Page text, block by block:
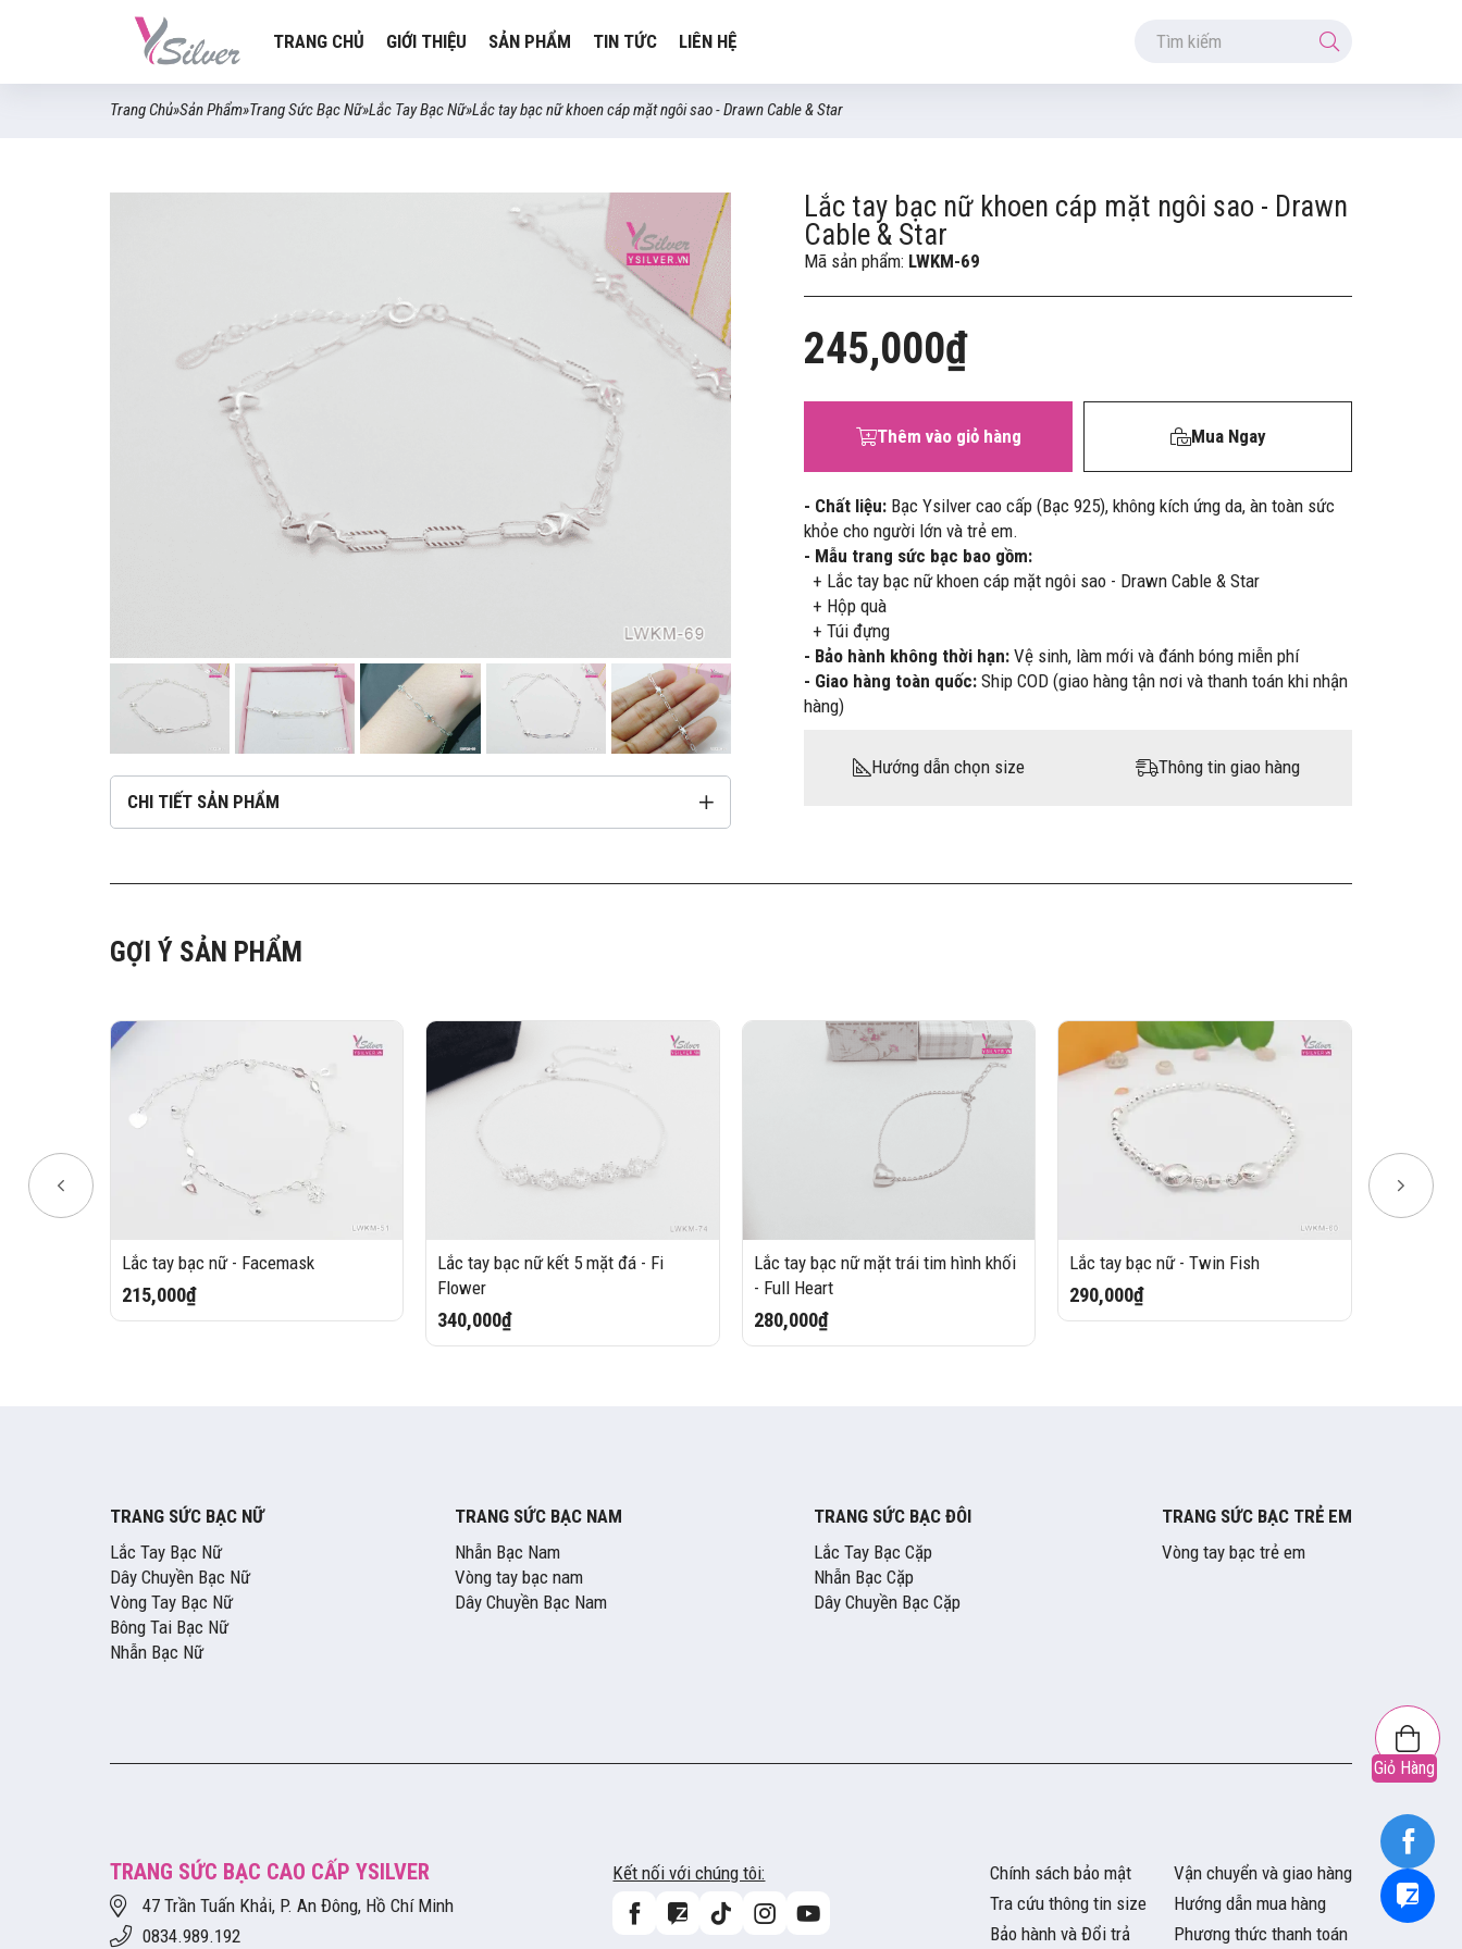
TRANG CHỦ GIỚI THIỆU SẢN PHẨM TIN TỨC LIÊN HỆ
Giỏ Hàng
Trang Chủ»Sản Phẩm»Trang Sức Bạc Nữ»Lắc Tay Bạc Nữ»Lắc tay bạc nữ khoen cáp mặt ngôi sao - Drawn Cable & Star
Lắc tay bạc nữ khoen cáp mặt ngôi sao - Drawn
Cable & Star
Mã sản phẩm: LWKM-69
245,000₫
Thêm vào giỏ hàng Mua Ngay
- Chất liệu: Bạc Ysilver cao cấp (Bạc 925), không kích ứng da, àn toàn sức
khỏe cho người lớn và trẻ em.
- Mẫu trang sức bạc bao gồm:
+ Lắc tay bạc nữ khoen cáp mặt ngôi sao - Drawn Cable & Star
+ Hộp quà
+ Túi đựng
- Bảo hành không thời hạn: Vệ sinh, làm mới và đánh bóng miễn phí
- Giao hàng toàn quốc: Ship COD (giao hàng tận nơi và thanh toán khi nhận
hàng)
Hướng dẫn chọn size
Thông tin giao hàng
CHI TIẾT SẢN PHẨM
GỢI Ý SẢN PHẨM
Lắc tay bạc nữ - Facemask
215,000₫
Lắc tay bạc nữ kết 5 mặt đá - Fi
Flower
340,000₫
Lắc tay bạc nữ mặt trái tim hình khối
- Full Heart
280,000₫
Lắc tay bạc nữ - Twin Fish
290,000₫
TRANG SỨC BẠC NỮ
Lắc Tay Bạc Nữ
Dây Chuyền Bạc Nữ
Vòng Tay Bạc Nữ
Bông Tai Bạc Nữ
Nhẫn Bạc Nữ
TRANG SỨC BẠC NAM
Nhẫn Bạc Nam
Vòng tay bạc nam
Dây Chuyền Bạc Nam
TRANG SỨC BẠC ĐÔI
Lắc Tay Bạc Cặp
Nhẫn Bạc Cặp
Dây Chuyền Bạc Cặp
TRANG SỨC BẠC TRẺ EM
Vòng tay bạc trẻ em
TRANG SỨC BẠC CAO CẤP YSILVER
47 Trần Tuấn Khải, P. An Đông, Hồ Chí Minh
0834.989.192
Kết nối với chúng tôi: Chính sách bảo mật
Vận chuyển và giao hàng
Tra cứu thông tin size
Hướng dẫn mua hàng
Bảo hành và Đổi trả
Phương thức thanh toán